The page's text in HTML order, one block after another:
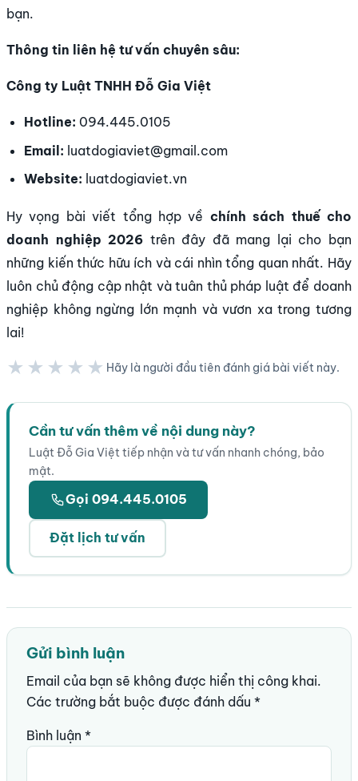
bạn.
Thông tin liên hệ tư vấn chuyên sâu:
Công ty Luật TNHH Đỗ Gia Việt
Hotline: 094.445.0105
Email: luatdogiaviet@gmail.com
Website: luatdogiaviet.vn
Hy vọng bài viết tổng hợp về chính sách thuế cho
doanh nghiệp 2026 trên đây đã mang lại cho bạn
những kiến thức hữu ích và cái nhìn tổng quan nhất. Hãy
luôn chủ động cập nhật và tuân thủ pháp luật để doanh
nghiệp không ngừng lớn mạnh và vươn xa trong tương
lai!
★★★★★ Hãy là người đầu tiên đánh giá bài viết này.
Cần tư vấn thêm về nội dung này?
Luật Đỗ Gia Việt tiếp nhận và tư vấn nhanh chóng, bảo
mật.
Gọi 094.445.0105
Đặt lịch tư vấn
Gửi bình luận
Email của bạn sẽ không được hiển thị công khai.
Các trường bắt buộc được đánh dấu *
Bình luận *